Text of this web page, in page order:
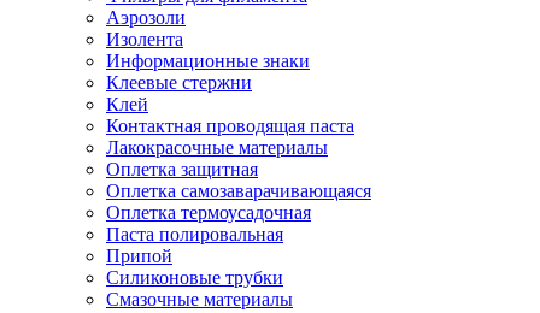
Аэрозоли
Изолента
Информационные знаки
Клеевые стержни
Клей
Контактная проводящая паста
Лакокрасочные материалы
Оплетка защитная
Оплетка самозаварачивающаяся
Оплетка термоусадочная
Паста полировальная
Припой
Силиконовые трубки
Смазочные материалы